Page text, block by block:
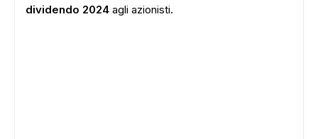
dividendo 2024 agli azionisti.